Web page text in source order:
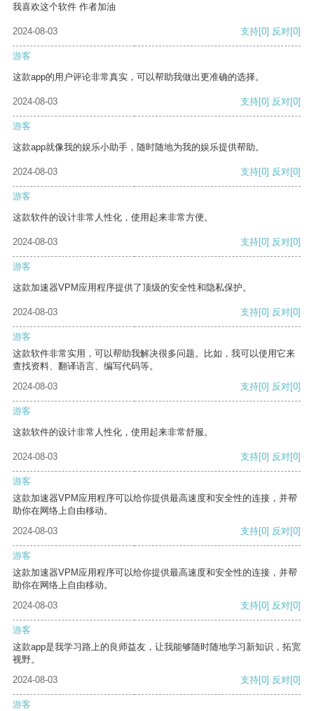
我喜欢这个软件 作者加油
2024-08-03 支持[0] 反对[0]
游客
这款app的用户评论非常真实，可以帮助我做出更准确的选择。
2024-08-03 支持[0] 反对[0]
游客
这款app就像我的娱乐小助手，随时随地为我的娱乐提供帮助。
2024-08-03 支持[0] 反对[0]
游客
这款软件的设计非常人性化，使用起来非常方便。
2024-08-03 支持[0] 反对[0]
游客
这款加速器VPM应用程序提供了顶级的安全性和隐私保护。
2024-08-03 支持[0] 反对[0]
游客
这款软件非常实用，可以帮助我解决很多问题。比如，我可以使用它来
查找资料、翻译语言、编写代码等。
2024-08-03
支持[0] 反对[0]
游客
这款软件的设计非常人性化，使用起来非常舒服。
2024-08-03 支持[0] 反对[0]
游客
这款加速器VPM应用程序可以给你提供最高速度和安全性的连接，并帮
助你在网络上自由移动。
2024-08-03
支持[0] 反对[0]
游客
这款加速器VPM应用程序可以给你提供最高速度和安全性的连接，并帮
助你在网络上自由移动。
2024-08-03
支持[0] 反对[0]
游客
这款app是我学习路上的良师益友，让我能够随时随地学习新知识，拓宽
视野。
2024-08-03
支持[0] 反对[0]
游客